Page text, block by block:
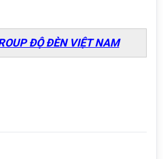
ĐỘ ĐÈN VIỆT NAM